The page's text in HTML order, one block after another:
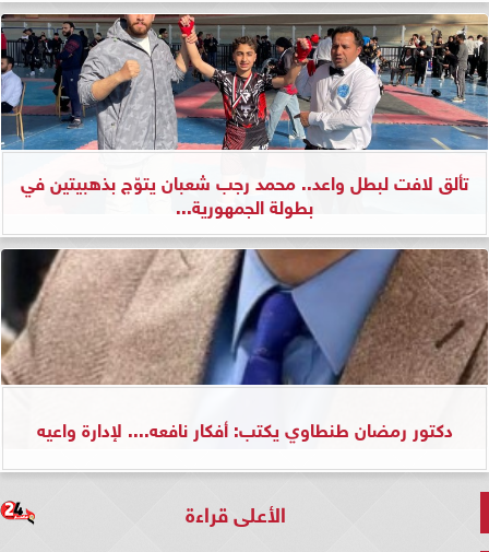
تألق لافت لبطل واعد.. محمد رجب شعبان يتوّج بذهبيتين في
بطولة الجمهورية...
دكتور رمضان طنطاوي يكتب: أفكار نافعه.... لإدارة واعيه
الأعلى قراءة